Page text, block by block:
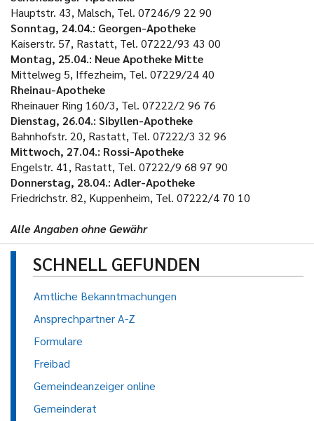
Hauptstr. 43, Malsch, Tel. 07246/9 22 90
Sonntag, 24.04.: Georgen-Apotheke
Kaiserstr. 57, Rastatt, Tel. 07222/93 43 00
Montag, 25.04.: Neue Apotheke Mitte
Mittelweg 5, Iffezheim, Tel. 07229/24 40
Rheinau-Apotheke
Rheinauer Ring 160/3, Tel. 07222/2 96 76
Dienstag, 26.04.: Sibyllen-Apotheke
Bahnhofstr. 20, Rastatt, Tel. 07222/3 32 96
Mittwoch, 27.04.: Rossi-Apotheke
Engelstr. 41, Rastatt, Tel. 07222/9 68 97 90
Donnerstag, 28.04.: Adler-Apotheke
Friedrichstr. 82, Kuppenheim, Tel. 07222/4 70 10
Alle Angaben ohne Gewähr
SCHNELL GEFUNDEN
Amtliche Bekanntmachungen
Ansprechpartner A-Z
Formulare
Freibad
Gemeindeanzeiger online
Gemeinderat